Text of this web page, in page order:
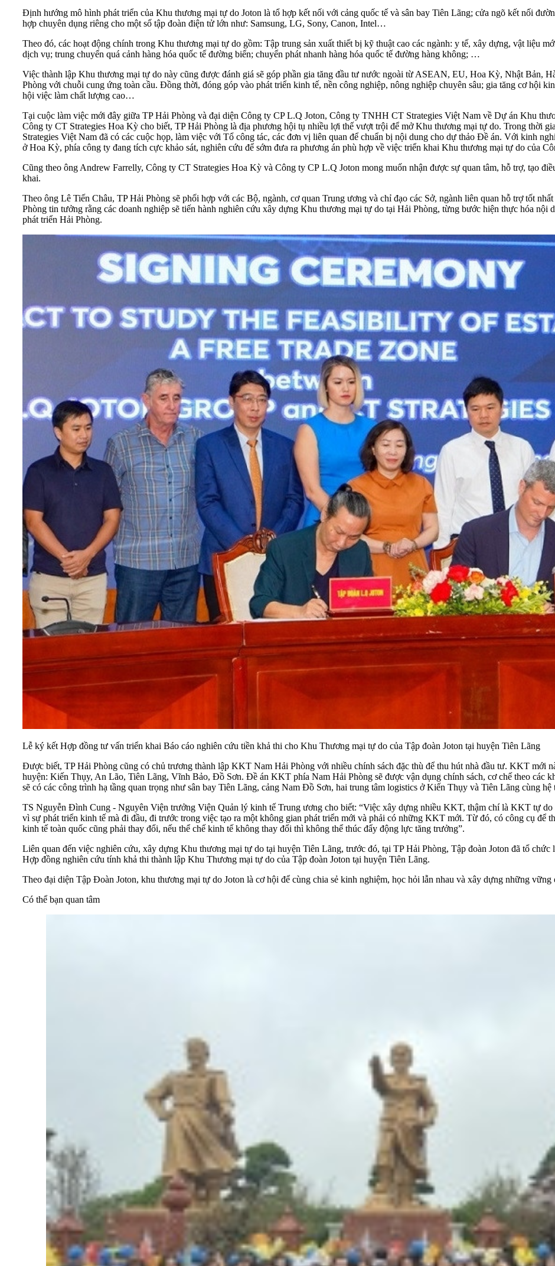
Định hướng mô hình phát triển của Khu thương mại tự do Joton là tổ hợp kết nối với cảng quốc tế và sân bay Tiên Lãng; cửa ngõ kết nối
hợp chuyên dụng riêng cho một số tập đoàn điện tử lớn như: Samsung, LG, Sony, Canon, Intel…
Theo đó, các hoạt động chính trong Khu thương mại tự do gồm: Tập trung sản xuất thiết bị kỹ thuật cao các ngành: y tế, xây dựng, vật liệu
dịch vụ; trung chuyển quá cảnh hàng hóa quốc tế đường biển; chuyển phát nhanh hàng hóa quốc tế đường hàng không; …
Việc thành lập Khu thương mại tự do này cũng được đánh giá sẽ góp phần gia tăng đầu tư nước ngoài từ ASEAN, EU, Hoa Kỳ, Nhật Bản,
Phòng với chuỗi cung ứng toàn cầu. Đồng thời, đóng góp vào phát triển kinh tế, nền công nghiệp, nông nghiệp chuyên sâu; gia tăng cơ hội
hội việc làm chất lượng cao…
Tại cuộc làm việc mới đây giữa TP Hải Phòng và đại diện Công ty CP L.Q Joton, Công ty TNHH CT Strategies Việt Nam về Dự án Khu
Công ty CT Strategies Hoa Kỳ cho biết, TP Hải Phòng là địa phương hội tụ nhiều lợi thế vượt trội để mở Khu thương mại tự do. Trong thời
Strategies Việt Nam đã có các cuộc họp, làm việc với Tổ công tác, các đơn vị liên quan để chuẩn bị nội dung cho dự thảo Đề án. Với kinh
ở Hoa Kỳ, phía công ty đang tích cực khảo sát, nghiên cứu để sớm đưa ra phương án phù hợp về việc triển khai Khu thương mại tự do của
Cũng theo ông Andrew Farrelly, Công ty CT Strategies Hoa Kỳ và Công ty CP L.Q Joton mong muốn nhận được sự quan tâm, hỗ trợ, tạo
khai.
Theo ông Lê Tiến Châu, TP Hải Phòng sẽ phối hợp với các Bộ, ngành, cơ quan Trung ương và chỉ đạo các Sở, ngành liên quan hỗ trợ tốt
Phòng tin tưởng rằng các doanh nghiệp sẽ tiến hành nghiên cứu xây dựng Khu thương mại tự do tại Hải Phòng, từng bước hiện thực hóa nội
phát triển Hải Phòng.
Lễ ký kết Hợp đồng tư vấn triển khai Báo cáo nghiên cứu tiền khả thi cho Khu Thương mại tự do của Tập đoàn Joton tại huyện Tiên Lãng
Được biết, TP Hải Phòng cũng có chủ trương thành lập KKT Nam Hải Phòng với nhiều chính sách đặc thù để thu hút nhà đầu tư. KKT mới
huyện: Kiến Thụy, An Lão, Tiên Lãng, Vĩnh Bảo, Đồ Sơn. Đề án KKT phía Nam Hải Phòng sẽ được vận dụng chính sách, cơ chế theo các
sẽ có các công trình hạ tầng quan trọng như sân bay Tiên Lãng, cảng Nam Đồ Sơn, hai trung tâm logistics ở Kiến Thụy và Tiên Lãng cùng
TS Nguyễn Đình Cung - Nguyên Viện trưởng Viện Quản lý kinh tế Trung ương cho biết: “Việc xây dựng nhiều KKT, thậm chí là KKT tự do
vì sự phát triển kinh tế mà đi đầu, đi trước trong việc tạo ra một không gian phát triển mới và phải có những KKT mới. Từ đó, có công cụ để
kinh tế toàn quốc cũng phải thay đổi, nếu thể chế kinh tế không thay đổi thì không thể thúc đẩy động lực tăng trưởng”.
Liên quan đến việc nghiên cứu, xây dựng Khu thương mại tự do tại huyện Tiên Lãng, trước đó, tại TP Hải Phòng, Tập đoàn Joton đã tổ
Hợp đồng nghiên cứu tính khả thi thành lập Khu Thương mại tự do của Tập đoàn Joton tại huyện Tiên Lãng.
Theo đại diện Tập Đoàn Joton, khu thương mại tự do Joton là cơ hội để cùng chia sẻ kinh nghiệm, học hỏi lẫn nhau và xây dựng những
Có thể bạn quan tâm